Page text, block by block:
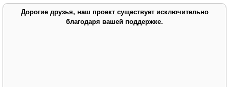
Дорогие друзья, наш проект существует исключительно
благодаря вашей поддержке.